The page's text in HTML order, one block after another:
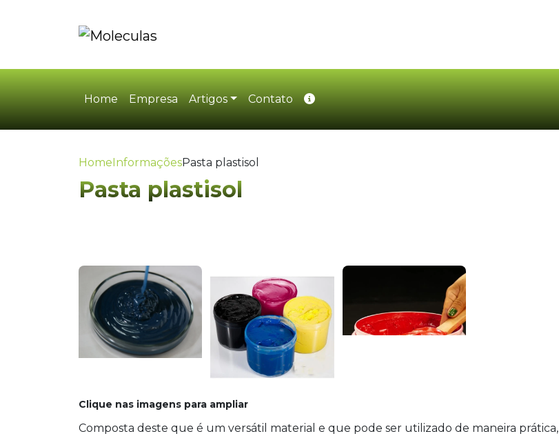
Home Empresa Artigos Contato
Home InformaçõesPasta plastisol
Pasta plastisol
Clique nas imagens para ampliar
Composta deste que é um versátil material e que pode ser utilizado de maneira prática,